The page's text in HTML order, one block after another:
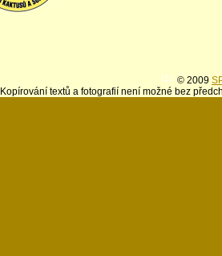
© 2009
Kopírování textů a fotografií není možné bez